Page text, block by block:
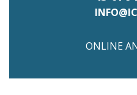
ONLINE